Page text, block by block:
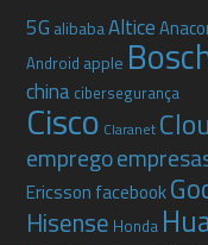
5G alibabaAltice
Android apple
china cibersegurança
Cisco Claranet
emprego
Ericsson facebook
Hisense Honda